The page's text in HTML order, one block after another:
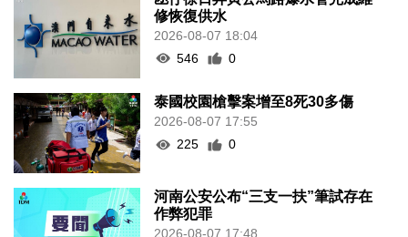
修恢復供水
2026-08-07 18:04
546
0
泰國校園槍擊案增至8死30多傷
2026-08-07 17:55
225
0
河南公安公布“三支一扶”筆試存在
作弊犯罪
2026-08-07 17:48